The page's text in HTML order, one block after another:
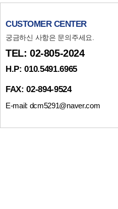
CUSTOMER CENTER
궁금하신 사항은 문의주세요.
TEL: 02-805-2024
H.P: 010.5491.6965
FAX: 02-894-9524
E-mail: dcm5291@naver.com